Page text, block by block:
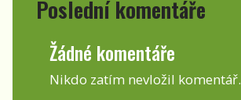
Poslední komentáře
Žádné komentáře
Nikdo zatím nevložil komentář.